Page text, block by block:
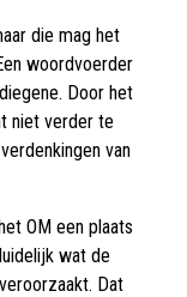
die mag het
woordvoerder
Door het
niet verder te
van
OM een plaats
wat de
Dat